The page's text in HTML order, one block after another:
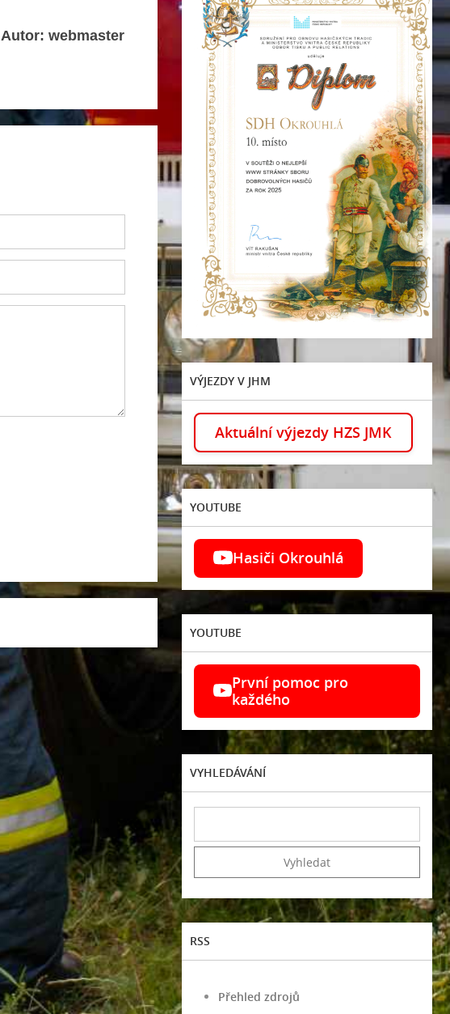
Autor: webmaster
VÝJEZDY V JHM
Aktuální výjezdy HZS JMK
YOUTUBE
Hasiči Okrouhlá
YOUTUBE
První pomoc pro
každého
VYHLEDÁVÁNÍ
RSS
Přehled zdrojů